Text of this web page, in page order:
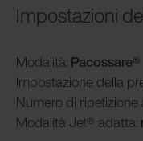
Impostazioni
Modalità: Pacossare®
Impostazione della
Numero di
Modalità Jet® adatta: